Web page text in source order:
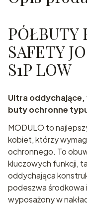
PÓŁBUTY
SAFETY
S1P LOW
Ultra oddychające,
buty ochronne
MODULO to
kobiet, którzy
ochronnego. To
kluczowych funkcji,
oddychająca
podeszwa środkowa
wyposażony w